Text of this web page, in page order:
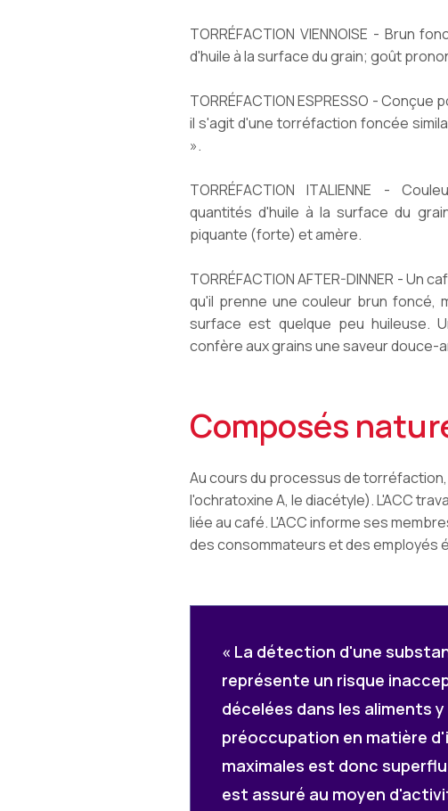
TORRÉFACTION VIENNOISE - Brun
d'huile à la surface du grain; goût
TORRÉFACTION ESPRESSO -
il s'agit d'une torréfaction foncée
».
TORRÉFACTION ITALIENNE -
quantités d'huile à la surface du
piquante (forte) et amère.
TORRÉFACTION AFTER-DINNER - Un
qu'il prenne une couleur brun foncé,
surface est quelque peu huileuse.
confère aux grains une saveur douce-
Composés
Au cours du processus de
l'ochratoxine A, le diacétyle). L'ACC
liée au café. L'ACC informe ses
des consommateurs et des employés
« La détection d'une
représente un risque
décelées dans les aliments
préoccupation en matière
maximales est donc
est assuré au moyen